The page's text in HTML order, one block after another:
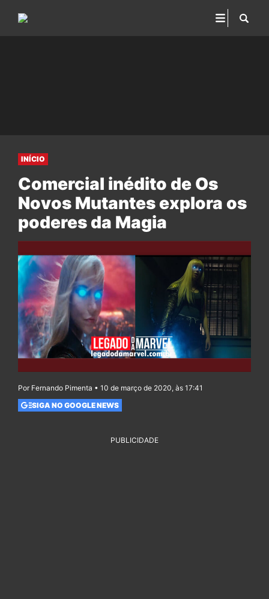
INÍCIO
Comercial inédito de Os
Novos Mutantes explora os
poderes da Magia
Por Fernando Pimenta • 10 de março de 2020, às 17:41
SIGA NO GOOGLE NEWS
PUBLICIDADE